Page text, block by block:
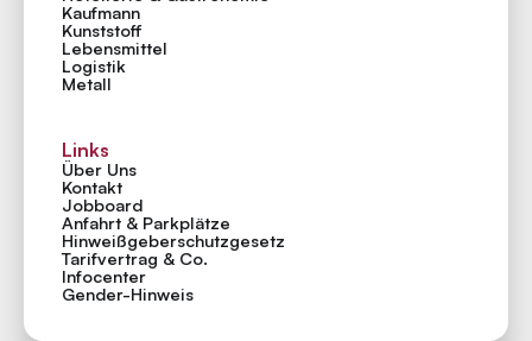
Kaufmann
Kunststoff
Lebensmittel
Logistik
Metall
Links
Über Uns
Kontakt
Jobboard
Anfahrt & Parkplätze
Hinweiß­geber­schutzgesetz
Tarifvertrag & Co.
Infocenter
Gender-Hinweis